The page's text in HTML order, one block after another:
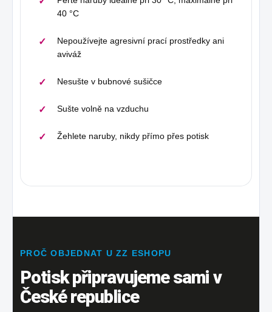
40 °C
Nepoužívejte agresivní prací prostředky ani
aviváž
Nesušte v bubnové sušičce
Sušte volně na vzduchu
Žehlete naruby, nikdy přímo přes potisk
PROČ OBJEDNAT U ZZ ESHOPU
Potisk připravujeme sami v
České republice